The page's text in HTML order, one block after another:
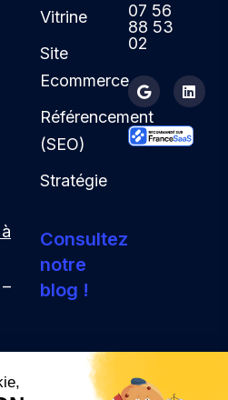
–
Vitrine
Site
Ecommerce
Référencement
(SEO)
Stratégie
Consultez
notre
blog !
07 56
88 53
02